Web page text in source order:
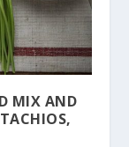
MIX AND